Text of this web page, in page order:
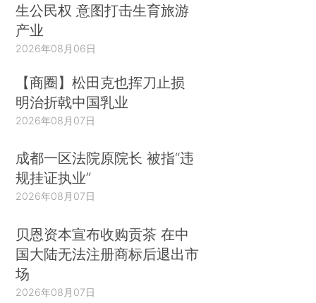
生公民权 意图打击生育旅游
产业
2026年08月06日
【商圈】松田克也挥刀止损
明治折戟中国乳业
2026年08月07日
成都一区法院原院长 被指“违
规挂证执业”
2026年08月07日
贝恩资本宣布收购贡茶 在中
国大陆无法注册商标后退出市
场
2026年08月07日